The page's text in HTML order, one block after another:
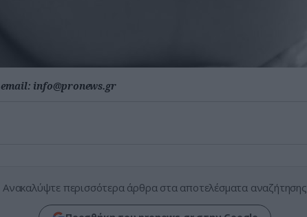
email: info@pronews.gr
Ανακαλύψτε περισσότερα άρθρα στα αποτελέσματα αναζήτησης